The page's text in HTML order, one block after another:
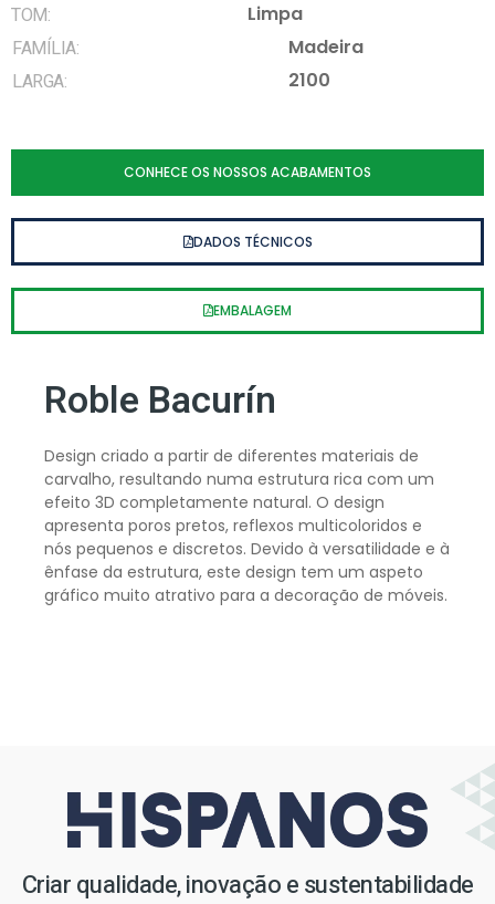
TOM: Limpa
FAMÍLIA: Madeira
LARGA: 2100
CONHECE OS NOSSOS ACABAMENTOS
DADOS TÉCNICOS
EMBALAGEM
Roble Bacurín
Design criado a partir de diferentes materiais de
carvalho, resultando numa estrutura rica com um
efeito 3D completamente natural. O design
apresenta poros pretos, reflexos multicoloridos e
nós pequenos e discretos. Devido à versatilidade e à
ênfase da estrutura, este design tem um aspeto
gráfico muito atrativo para a decoração de móveis.
Criar qualidade, inovação e sustentabilidade